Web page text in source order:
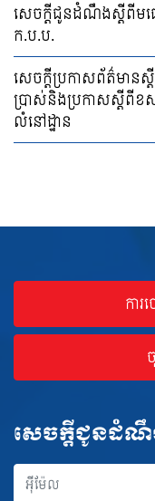
សេចក្ដីជូនដំណឹងស្ដីពីមធ្
ក.ប.ប.
សេចក្តីប្រកាសព័ត៌មានស្តី
ប្រាស់និងប្រកាសស្តីពី
លំនៅដ្ឋាន
ការ
សេចក្ដីជូនដំ
អុីម៉ែល